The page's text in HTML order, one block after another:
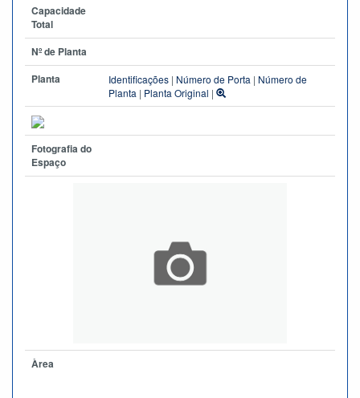
Capacidade
Total
Nº de Planta
Planta
Identificações | Número de Porta | Número de
Planta | Planta Original |
Fotografia do
Espaço
Àrea